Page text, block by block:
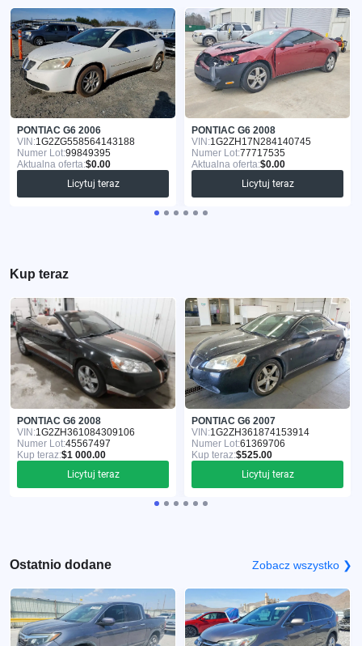
PONTIAC G6 2006
VIN:1G2ZG558564143188
Numer Lot:99849395
Aktualna oferta:$0.00
Licytuj teraz
PONTIAC G6 2008
VIN:1G2ZH17N284140745
Numer Lot:77717535
Aktualna oferta:$0.00
Licytuj teraz
Kup teraz
PONTIAC G6 2008
VIN:1G2ZH361084309106
Numer Lot:45567497
Kup teraz:$1 000.00
Licytuj teraz
PONTIAC G6 2007
VIN:1G2ZH361874153914
Numer Lot:61369706
Kup teraz:$525.00
Licytuj teraz
Ostatnio dodane Zobacz wszystko ❯